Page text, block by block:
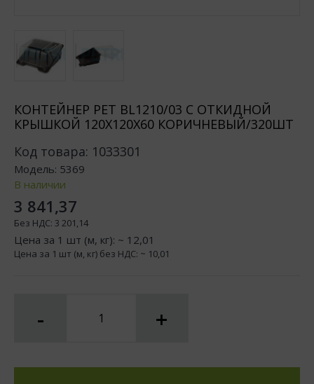
КОНТЕЙНЕР РЕТ BL1210/03 С ОТКИДНОЙ
КРЫШКОЙ 120Х120Х60 КОРИЧНЕВЫЙ/320ШТ
Код товара: 1033301
Модель: 5369
В наличии
3 841,37
Без НДС: 3 201,14
Цена за 1 шт (м, кг): ~ 12,01
Цена за 1 шт (м, кг) без НДС: ~ 10,01
- +